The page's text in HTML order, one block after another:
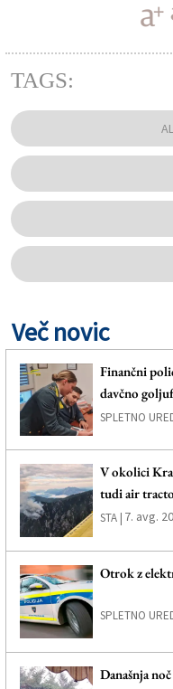
TAGS:
Več novic
Finančni
davčno
SPLETNO
V okolici
tudi air
STA | 7. avg.
Otrok z
SPLETNO
Današnja